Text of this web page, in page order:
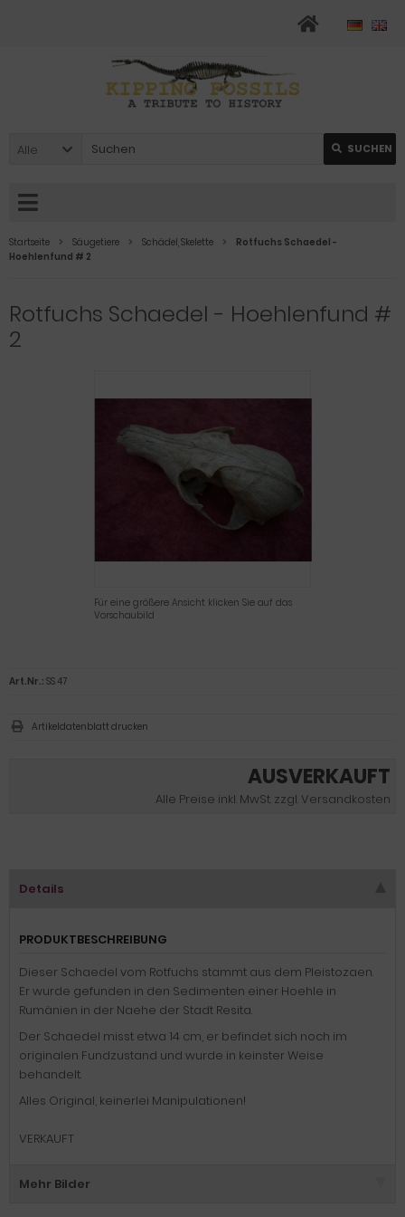
Alle SUCHEN
Startseite Säugetiere Schädel, Skelette
Rotfuchs Schaedel -
Hoehlenfund # 2
Rotfuchs Schaedel - Hoehlenfund #
2
Für eine größere Ansicht klicken Sie auf das
Vorschaubild
AUSVERKAUFT
Alle Preise inkl. MwSt. zzgl. Versandkosten
Art.Nr.: SS 47
Artikeldatenblatt drucken
Details
PRODUKTBESCHREIBUNG
Dieser Schaedel vom Rotfuchs stammt aus dem Pleistozaen.
Er wurde gefunden in den Sedimenten einer Hoehle in
Rumänien in der Naehe der Stadt Resita.
Der Schaedel misst etwa 14 cm, er befindet sich noch im
originalen Fundzustand und wurde in keinster Weise
behandelt.
Alles Original, keinerlei Manipulationen!
VERKAUFT
Mehr Bilder